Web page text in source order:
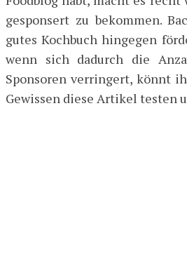
gesponsert zu bekommen.
gutes Kochbuch hingegen
wenn sich dadurch die
Sponsoren verringert, könnt
Gewissen diese Artikel testen